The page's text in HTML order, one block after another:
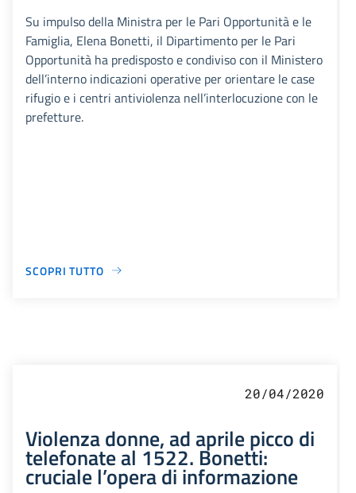
Su impulso della Ministra per le Pari Opportunità e le
Famiglia, Elena Bonetti, il Dipartimento per le Pari
Opportunità ha predisposto e condiviso con il Ministero
dell’interno indicazioni operative per orientare le case
rifugio e i centri antiviolenza nell’interlocuzione con le
prefetture.
SCOPRI TUTTO
20/04/2020
Violenza donne, ad aprile picco di
telefonate al 1522. Bonetti:
cruciale l’opera di informazione